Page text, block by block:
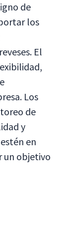
de
los
El
Los
de
y
en
un objetivo